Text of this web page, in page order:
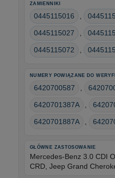
ZAMIENNIKI
0445115016
0445115027
0445115072
NUMERY POWIĄZANE DO
6420700587
6420701387A
6420701887A
GŁÓWNE ZASTOSOWANIE
Mercedes-Benz 3.0 CDI
CRD, Jeep Grand